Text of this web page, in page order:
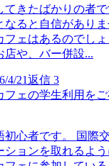
てきたばかりの者
なると自信があり
ェはあるのでしょ
店や、バー併設...
4/21返信 3
フェの学生利用を
心者です。 国際
ョンを取れるよう